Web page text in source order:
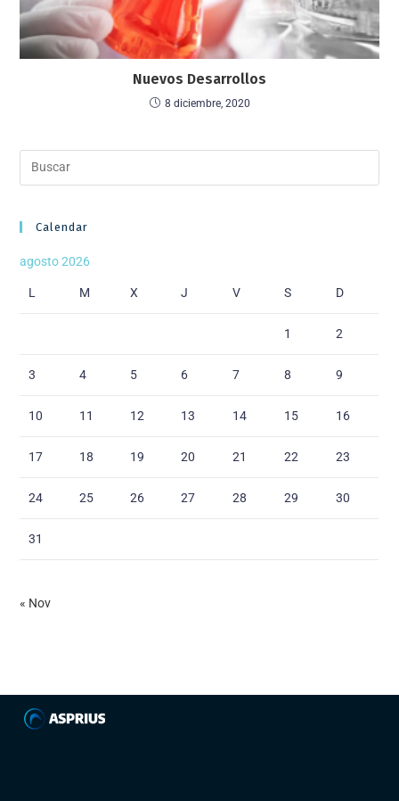
Nuevos Desarrollos
8 diciembre, 2020
Calendar
agosto 2026
L M X J V S D
1 2
3 4 5 6 7 8 9
10 11 12 13 14 15 16
17 18 19 20 21 22 23
24 25 26 27 28 29 30
31
« Nov